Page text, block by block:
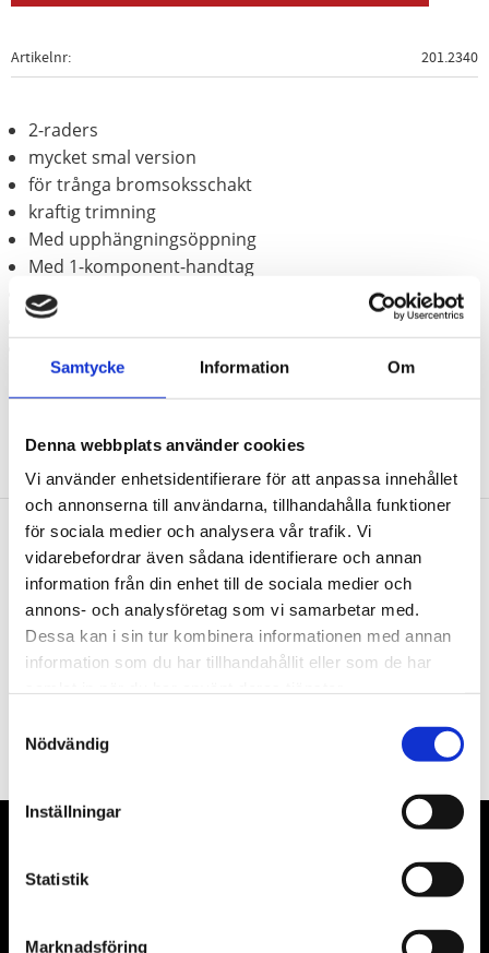
Samtycke Information Om
Denna webbplats använder cookies
Vi använder enhetsidentifierare för att anpassa innehållet
och annonserna till användarna, tillhandahålla funktioner
för sociala medier och analysera vår trafik. Vi
vidarebefordrar även sådana identifierare och annan
information från din enhet till de sociala medier och
annons- och analysföretag som vi samarbetar med.
Dessa kan i sin tur kombinera informationen med annan
information som du har tillhandahållit eller som de har
Nödvändig
Inställningar
Statistik
Marknadsföring
Artikelnr 201.2340
2-raders
mycket smal version
för trånga bromsoksschakt
kraftig trimning
Med upphängningsöppning
Med 1-komponent-handtag
för borttagning av hårt bromsdamm
för ytbearbetning av aluminiumbromsok
Nyhetsbrev
PRENUMERERA
Dina personuppgifter behandlas i enlighet med vår integritetspolicy.
Våra främsta leverantörer är KS Tools verktyg, ATH billyftar
& däckmaskiner och Master luftmaskiner. Kontakta oss